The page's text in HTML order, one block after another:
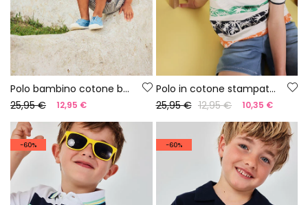
Polo bambino cotone bianco
25,95 €
12,95 €
Polo in cotone stampato bambino
25,95 € 12,95 € 10,35 €
-60% -60%